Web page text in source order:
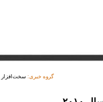
گروه خبری: سخت‌افزار